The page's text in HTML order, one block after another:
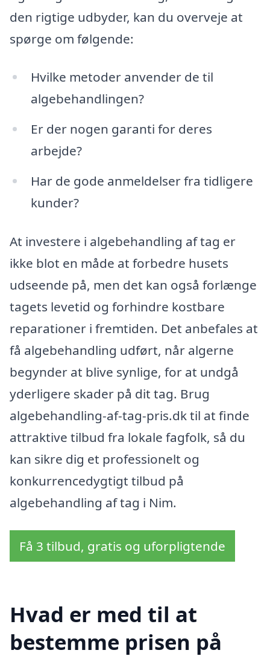
den rigtige udbyder, kan du overveje at
spørge om følgende:
Hvilke metoder anvender de til
algebehandlingen?
Er der nogen garanti for deres
arbejde?
Har de gode anmeldelser fra tidligere
kunder?
At investere i algebehandling af tag er
ikke blot en måde at forbedre husets
udseende på, men det kan også forlænge
tagets levetid og forhindre kostbare
reparationer i fremtiden. Det anbefales at
få algebehandling udført, når algerne
begynder at blive synlige, for at undgå
yderligere skader på dit tag. Brug
algebehandling-af-tag-pris.dk til at finde
attraktive tilbud fra lokale fagfolk, så du
kan sikre dig et professionelt og
konkurrencedygtigt tilbud på
algebehandling af tag i Nim.
Få 3 tilbud, gratis og uforpligtende
Hvad er med til at
bestemme prisen på